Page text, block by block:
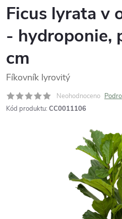
Ficus lyrata v
- hydroponie,
cm
Fíkovník lyrovitý
Neohodnoceno
Kód produktu: CC0011106